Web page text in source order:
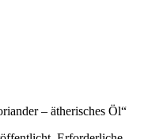
– ätherisches Öl“